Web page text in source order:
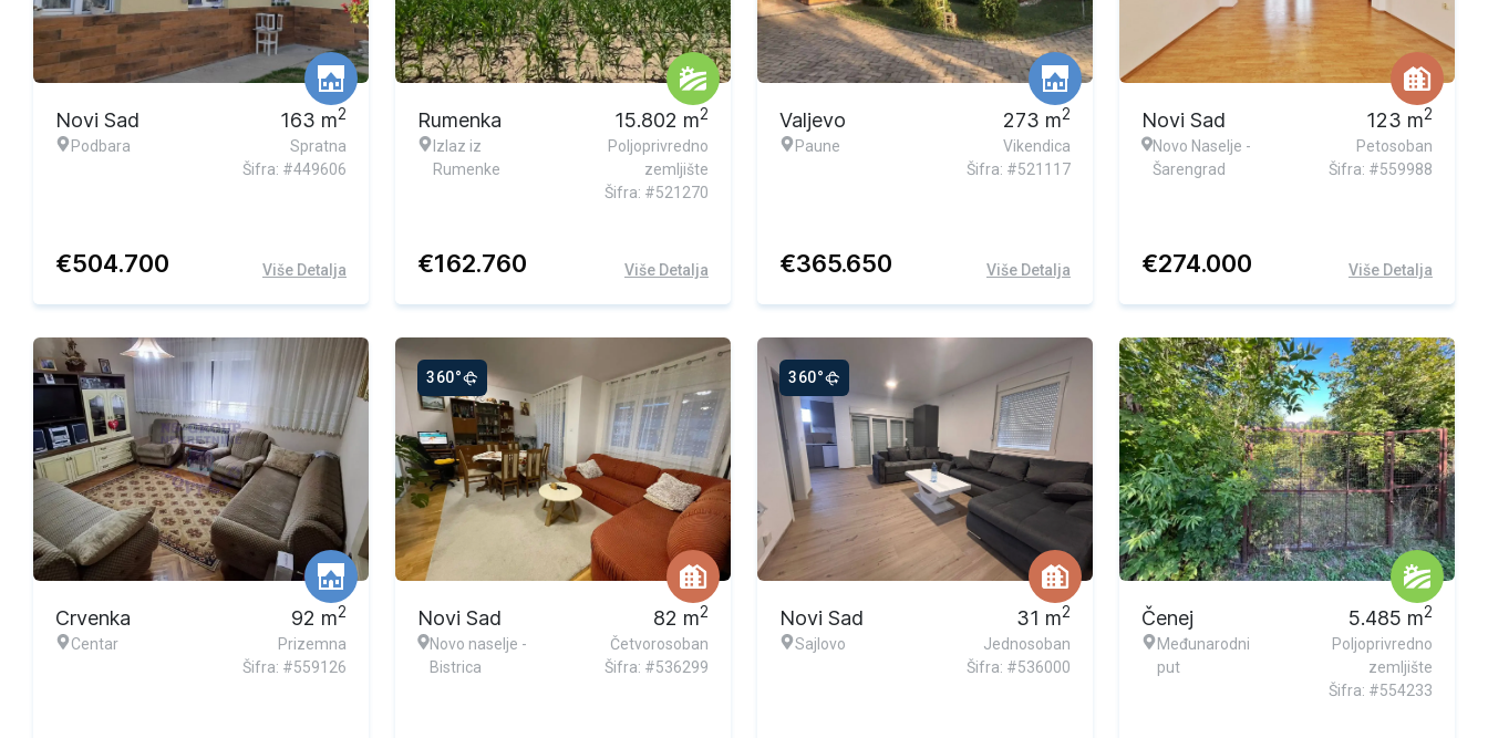
Novi Sad
Podbara
163 m2
Spratna
Šifra: #449606
€504.700 Više Detalja
Rumenka
Izlaz iz
Rumenke
15.802 m2
Poljoprivredno
zemljište
Šifra: #521270
€162.760 Više Detalja
Valjevo
Paune
273 m2
Vikendica
Šifra: #521117
€365.650 Više Detalja
Ekskluzivna ponuda
Novi Sad
Novo Naselje -
Šarengrad
123 m2
Petosoban
Šifra: #559988
€274.000 Više Detalja
Crvenka
Centar
92 m2
Prizemna
Šifra: #559126
360°
Novi Sad
Novo naselje -
Bistrica
82 m2
Četvorosoban
Šifra: #536299
360°
Novi Sad
Sajlovo
31 m2
Jednosoban
Šifra: #536000
Ekskluzivna ponuda
Čenej
Međunarodni
put
5.485 m2
Poljoprivredno
zemljište
Šifra: #554233